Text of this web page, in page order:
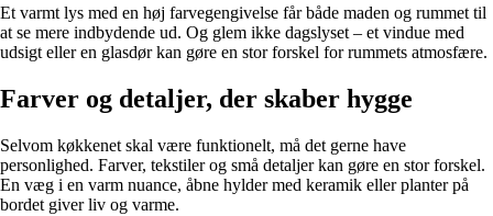
Et varmt lys med en høj farvegengivelse får både maden og rummet til
at se mere indbydende ud. Og glem ikke dagslyset – et vindue med
udsigt eller en glasdør kan gøre en stor forskel for rummets atmosfære.
Farver og detaljer, der skaber hygge
Selvom køkkenet skal være funktionelt, må det gerne have
personlighed. Farver, tekstiler og små detaljer kan gøre en stor forskel.
En væg i en varm nuance, åbne hylder med keramik eller planter på
bordet giver liv og varme.